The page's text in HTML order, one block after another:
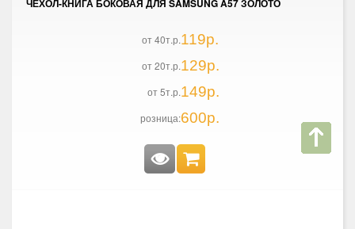
ЧЕХОЛ-КНИГА БОКОВАЯ ДЛЯ SAMSUNG A57 ЗОЛОТО
от 40т.р.119р.
от 20т.р.129р.
от 5т.р.149р.
розница:600р.